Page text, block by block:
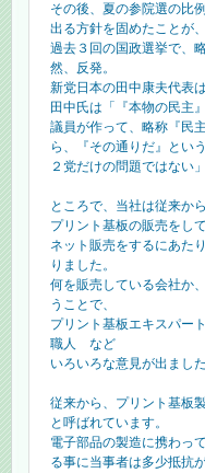
その後、夏の参院選の比
出る方針を固めたことが
過去３回の国政選挙で、
然、反発。
新党日本の田中康夫代表
田中氏は「『本物の民主
議員が作って、略称『民
ら、『その通りだ』とい
２党だけの問題ではない
ところで、当社は従来か
プリント基板の販売をし
ネット販売をするにあた
りました。
何を販売している会社か
うことで、
プリント基板エキスパ
職人 など
いろいろな意見が出ました
従来から、プリント基板
と呼ばれています。
電子部品の製造に携わっ
る事に当事者は多少抵抗